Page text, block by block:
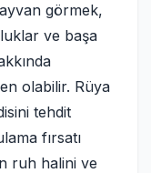
görmek,
ve başa
olabilir. Rüya
tehdit
fırsatı
ruh halini ve